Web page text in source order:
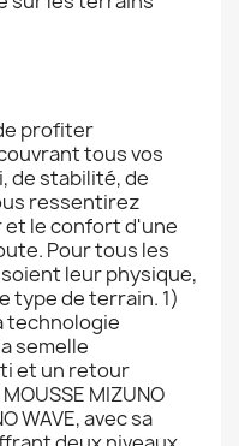
profiter
tous vos
de stabilité, de
ressentirez
le confort d'une
Pour tous les
leur physique,
type de terrain. 1)
technologie
semelle
et un retour
MIZUNO
WAVE, avec sa